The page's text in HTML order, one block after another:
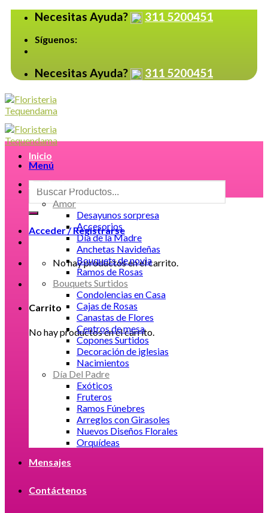
content
Necesitas Ayuda? 311 5200451
Síguenos:
Necesitas Ayuda? 311 5200451
Menú
Buscar
por:
Acceder / Registrarse
No hay productos en el carrito.
Carrito
No hay productos en el carrito.
Inicio
Productos
Amor
Desayunos sorpresa
Accesorios
Día de la Madre
Anchetas Navideñas
Bouquets de novia
Ramos de Rosas
Bouquets Surtidos
Condolencias en Casa
Cajas de Rosas
Canastas de Flores
Centros de mesa
Copones Surtidos
Decoración de iglesias
Nacimientos
Día Del Padre
Exóticos
Fruteros
Ramos Fúnebres
Arreglos con Girasoles
Nuevos Diseños Florales
Orquídeas
Mensajes
Contáctenos